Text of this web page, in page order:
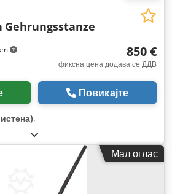
Gehrungsstanze
850 €
фиксна цена додава се ДДВ
Повикајте
,
Мал оглас